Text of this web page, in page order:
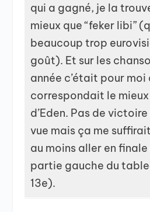
qui a gagné, je la
mieux que “feker libi”
beaucoup trop
goût). Et sur les
année c’était pour moi
correspondait le
d’Eden. Pas de
vue mais ça me
au moins aller en
partie gauche du
13e).